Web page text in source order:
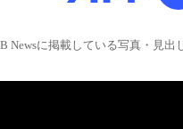
Newsに掲載している写真・見